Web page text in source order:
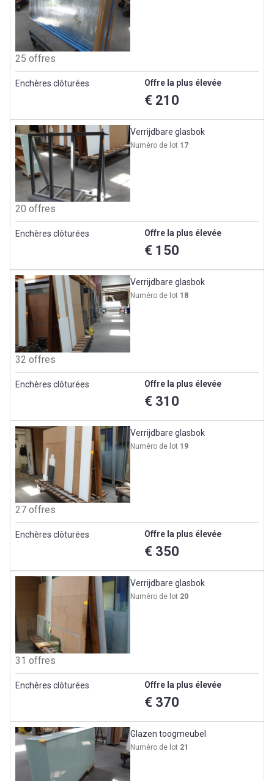
25 offres
Enchères clôturées Offre la plus élevée
€ 210
Verrijdbare glasbok
Numéro de lot 17
20 offres
Enchères clôturées Offre la plus élevée
€ 150
Verrijdbare glasbok
Numéro de lot 18
32 offres
Enchères clôturées Offre la plus élevée
€ 310
Verrijdbare glasbok
Numéro de lot 19
27 offres
Enchères clôturées Offre la plus élevée
€ 350
Verrijdbare glasbok
Numéro de lot 20
31 offres
Enchères clôturées Offre la plus élevée
€ 370
Glazen toogmeubel
Numéro de lot 21